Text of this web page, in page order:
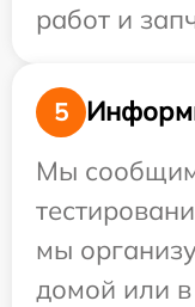
работ и
5
Мы
мы
домой или